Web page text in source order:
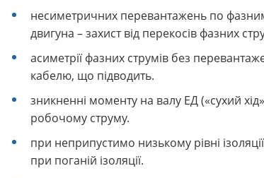
несиметричних перевантажень по
двигуна – захист від перекосів фазних
асиметрії фазних струмів без
кабелю, що підводить.
зникненні моменту на валу ЕД («сухий
робочому струму.
при неприпустимо низькому рівні
при поганій ізоляції.